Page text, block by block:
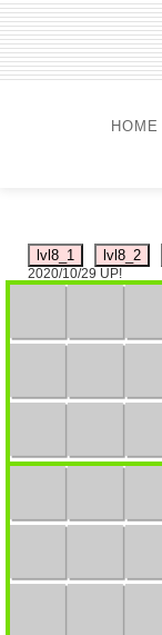
HOME
2020/10/29 UP!